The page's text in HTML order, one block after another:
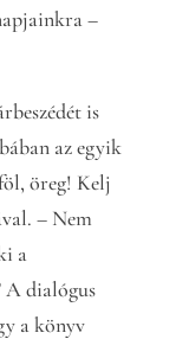
–
is
az egyik
öreg! Kelj
– Nem
a
A dialógus
a könyv